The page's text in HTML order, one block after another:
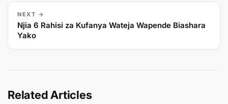
NEXT →
Njia 6 Rahisi za Kufanya Wateja Wapende Biashara
Yako
Related Articles